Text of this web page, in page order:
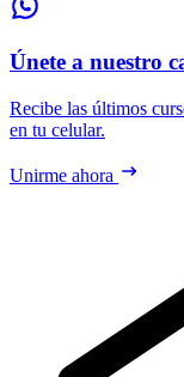
Únete a nuestro
Recibe las últimos
en tu celular.
Unirme ahora